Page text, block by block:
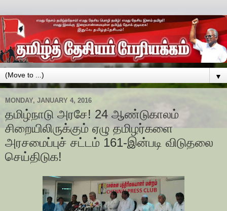
▼
MONDAY, JANUARY 4, 2016
தமிழ்நாடு அரசே! 24 ஆண்டுகாலம்
சிறையிலிருக்கும் ஏழு தமிழர்களை
அரசமைப்புச் சட்டம் 161-இன்படி விடுதலை
செய்திடுக!